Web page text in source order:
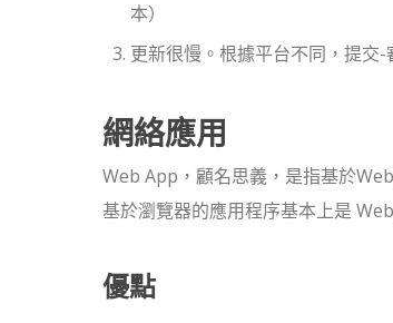
本）
更新很慢。根據平台不同，提交
網絡應用
Web App，顧名思義，是指基於
基於瀏覽器的應用程序基本上是
優點